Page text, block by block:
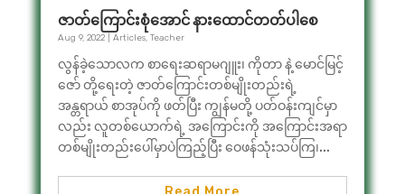
ဇာတ်ကြောင်းစုံအောင် နားထောင်တတ်ပါစေ
Aug 9, 2022| Articles, Teacher
လွန်ခဲ့သောလက စာရေးဆရာမဂျူး၊ ကိုတာ နဲ့ မောင်မြင့်
ဇော် တို့ရေးတဲ့ ဇာတ်ကြောင်းတစ်မျိုးတည်းရဲ့
အန္တရာယ် စာအုပ်ကို ဖတ်ပြီး ကျွန်မတို့ ပတ်ဝန်းကျင်မှာ
လည်း လူတစ်ယောက်ရဲ့ အကြောင်းကို အကြောင်းအရာ
တစ်မျိုးတည်းပေါ်မှာပဲကြည့်ပြီး ဝေဖန်သုံးသပ်ကြ၊...